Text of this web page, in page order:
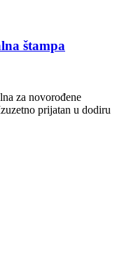
štampa
za novorođene
prijatan u dodiru